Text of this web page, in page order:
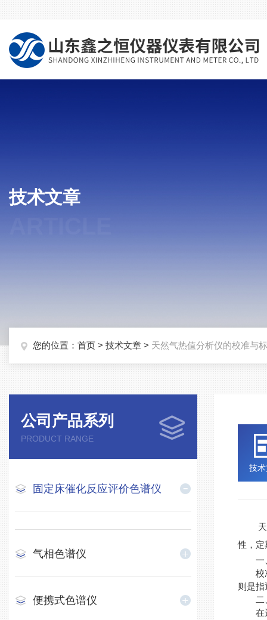
技术文章
您的位置： 首页 > 技术文章 > 天然气热值分析仪的校准与
公司产品系列
PRODUCT RANGE
固定床催化反应评价色谱仪
气相色谱仪
便携式色谱仪
技
天然
性，定
一、
校准
则是
二
在进